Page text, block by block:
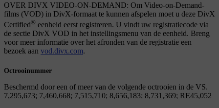
OVER DIVX VIDEO-ON-DEMAND: Om Video-on-Demand-
films (VOD) in DivX-formaat te kunnen afspelen moet u deze DivX
Certified® eenheid eerst registreren. U vindt uw registratiecode via
de sectie DivX VOD in het instellingsmenu van de eenheid. Breng
voor meer informatie over het afronden van de registratie een
bezoek aan vod.divx.com.
Octrooinummer
Beschermd door een of meer van de volgende octrooien in de VS.
7,295,673; 7,460,668; 7,515,710; 8,656,183; 8,731,369; RE45,052